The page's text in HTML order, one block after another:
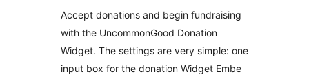
Accept donations and begin fundraising
with the UncommonGood Donation
Widget. The settings are very simple: one
input box for the donation Widget Embe